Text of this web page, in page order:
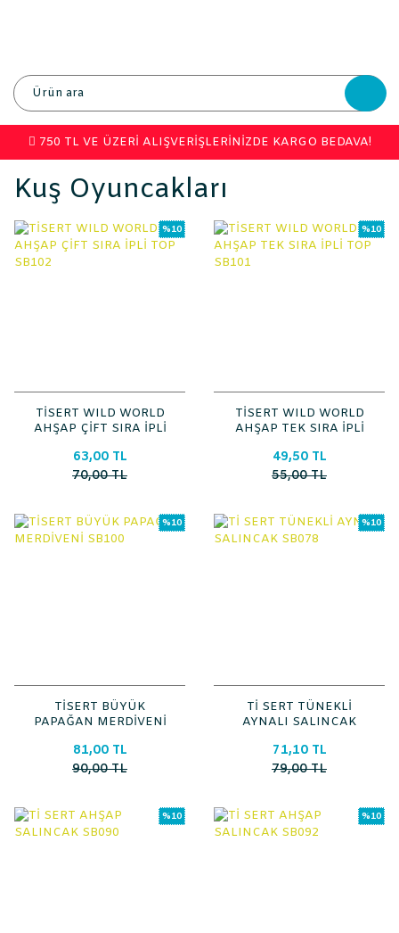
750 TL VE ÜZERİ ALIŞVERİŞLERİNİZDE KARGO BEDAVA!
Kuş Oyuncakları
%10
TİSERT WILD WORLD
AHŞAP ÇİFT SIRA İPLİ
63,00 TL
70,00 TL
%10
TİSERT WILD WORLD
AHŞAP TEK SIRA İPLİ
49,50 TL
55,00 TL
%10
TİSERT BÜYÜK
PAPAĞAN MERDİVENİ
81,00 TL
90,00 TL
%10
Tİ SERT TÜNEKLİ
AYNALI SALINCAK
71,10 TL
79,00 TL
%10 %10